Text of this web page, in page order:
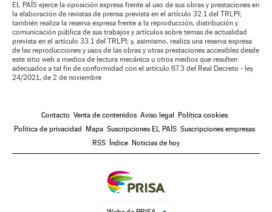
EL PAÍS ejerce la oposición expresa frente al uso de sus obras y prestaciones en
la elaboración de revistas de prensa prevista en el artículo 32.1 del TRLPI;
también realiza la reserva expresa frente a la reproducción, distribución y
comunicación pública de sus trabajos y artículos sobre temas de actualidad
prevista en el artículo 33.1 del TRLPI; y, asimismo, realiza una reserva expresa
de las reproducciones y usos de las obras y otras prestaciones accesibles desde
este sitio web a medios de lectura mecánica u otros medios que resulten
adecuados a tal fin de conformidad con el artículo 67.3 del Real Decreto - ley
24/2021, de 2 de noviembre
Contacto Venta de contenidos Aviso legal
Política cookies
Política de privacidad
Mapa Suscripciones EL PAÍS Suscripciones empresas
RSS
Índice Noticias de hoy